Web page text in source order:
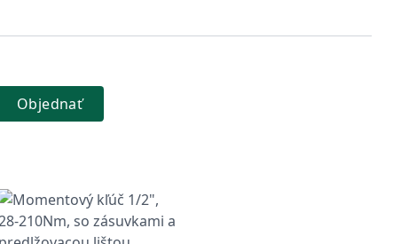
Objednať